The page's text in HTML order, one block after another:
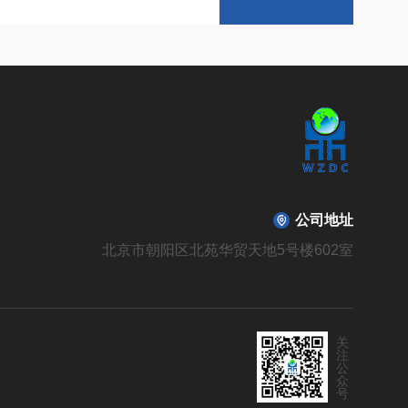
公司地址
北京市朝阳区北苑华贸天地5号楼602室
关
注
公
众
号